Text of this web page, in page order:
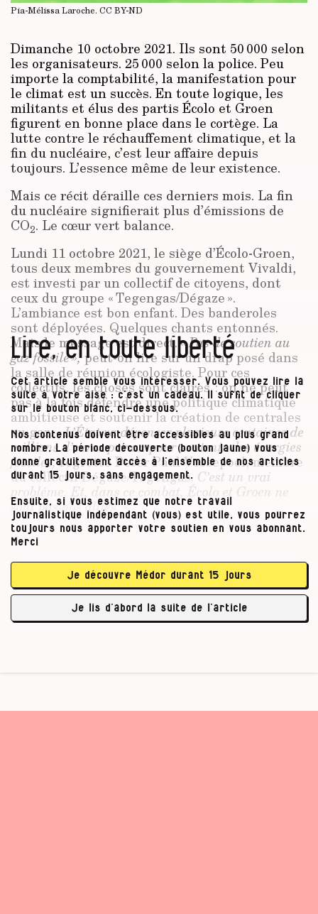
Pia-Mélissa Laroche. CC BY-ND
Dimanche 10 octobre 2021. Ils sont 50 000 selon
les organisateurs. 25 000 selon la police. Peu
importe la comptabilité, la manifestation pour
le climat est un succès. En toute logique, les
militants et élus des partis Écolo et Groen
figurent en bonne place dans le cortège. La
lutte contre le réchauffement climatique, et la
fin du nucléaire, c’est leur affaire depuis
toujours. L’essence même de leur existence.
Mais ce récit déraille ces derniers mois. La fin
du nucléaire signifierait plus d’émissions de
CO2. Le cœur vert balance.
Lundi 11 octobre 2021, le siège d’Écolo-Groen,
tous deux membres du gouvernement Vivaldi,
est investi par un collectif de citoyens, dont
ceux du groupe « Tegengas/Dégaze ».
L’ambiance est bon enfant. Des banderoles
sont déployées. Quelques chants entonnés.
Mais le message est direct.« Pas de soutien au
gaz fossile »,peut-on lire sur un drap posé dans
la salle de réunion écologiste. Pour ces
collectifs, les choses sont claires : on ne peut
pas à la fois défendre une politique climatique
ambitieuse et soutenir la création de centrales
au gaz.« L’État va dépenser plusieurs centaines de
millions d’euros par an pour soutenir des énergies
fossiles,regrette Peter Paul Vossepoel, membre
du collectif Dégaze/Tegengas. C’est un vrai
problème. Et, dans ce combat, Écolo et Groen ne
sont pas nos alliés. »
La hantise du Black-out
L’ouverture de nouvelles centrales au gaz est
intimement liée à la fermeture du parc
nucléaire belge. Deux centrales …
Lire, en toute liberté
Cet article semble vous intéresser. Vous pouvez lire la
suite à votre aise : c’est un cadeau. Il suffit de cliquer
sur le bouton blanc, ci-dessous.
Nos contenus doivent être accessibles au plus grand
nombre. La période découverte (bouton jaune) vous
donne gratuitement accès à l’ensemble de nos articles
durant 15 jours, sans engagement.
Ensuite, si vous estimez que notre travail
journalistique indépendant (vous) est utile, vous pourrez
toujours nous apporter votre soutien en vous abonnant.
Merci
Je découvre Médor durant 15 jours
Je lis d’abord la suite de l’article